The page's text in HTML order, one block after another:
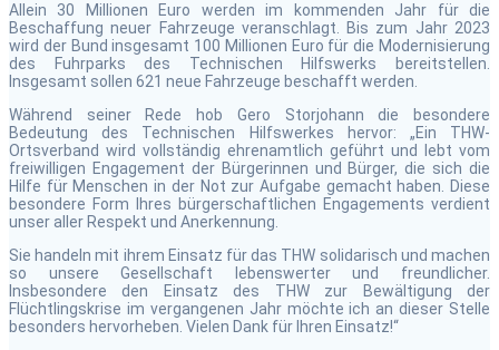
Allein 30 Millionen Euro werden im kommenden Jahr für die
Beschaffung neuer Fahrzeuge veranschlagt. Bis zum Jahr 2023
wird der Bund insgesamt 100 Millionen Euro für die Modernisierung
des Fuhrparks des Technischen Hilfswerks bereitstellen.
Insgesamt sollen 621 neue Fahrzeuge beschafft werden.
Während seiner Rede hob Gero Storjohann die besondere
Bedeutung des Technischen Hilfswerkes hervor: „Ein THW-
Ortsverband wird vollständig ehrenamtlich geführt und lebt vom
freiwilligen Engagement der Bürgerinnen und Bürger, die sich die
Hilfe für Menschen in der Not zur Aufgabe gemacht haben. Diese
besondere Form Ihres bürgerschaftlichen Engagements verdient
unser aller Respekt und Anerkennung.
Sie handeln mit ihrem Einsatz für das THW solidarisch und machen
so unsere Gesellschaft lebenswerter und freundlicher.
Insbesondere den Einsatz des THW zur Bewältigung der
Flüchtlingskrise im vergangenen Jahr möchte ich an dieser Stelle
besonders hervorheben. Vielen Dank für Ihren Einsatz!“